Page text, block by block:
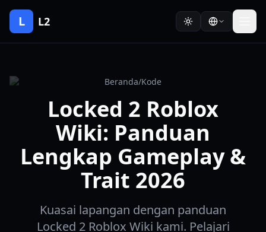
L L2
Beranda/Kode
Locked 2 Roblox
Wiki: Panduan
Lengkap Gameplay &
Trait 2026
Kuasai lapangan dengan panduan
Locked 2 Roblox Wiki kami. Pelajari